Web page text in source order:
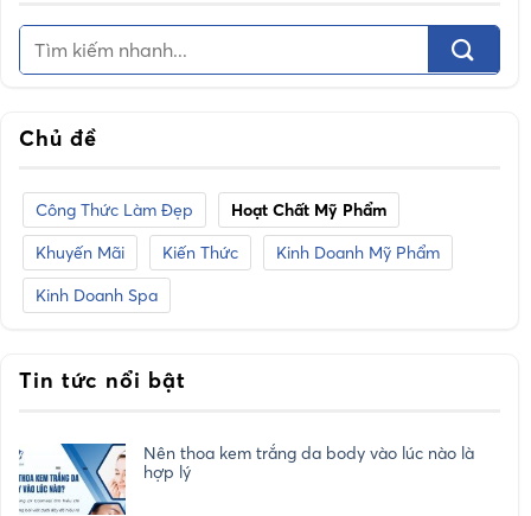
Chủ đề
Công Thức Làm Đẹp
Hoạt Chất Mỹ Phẩm
Khuyến Mãi
Kiến Thức
Kinh Doanh Mỹ Phẩm
Kinh Doanh Spa
Tin tức nổi bật
Nên thoa kem trắng da body vào lúc nào là
hợp lý